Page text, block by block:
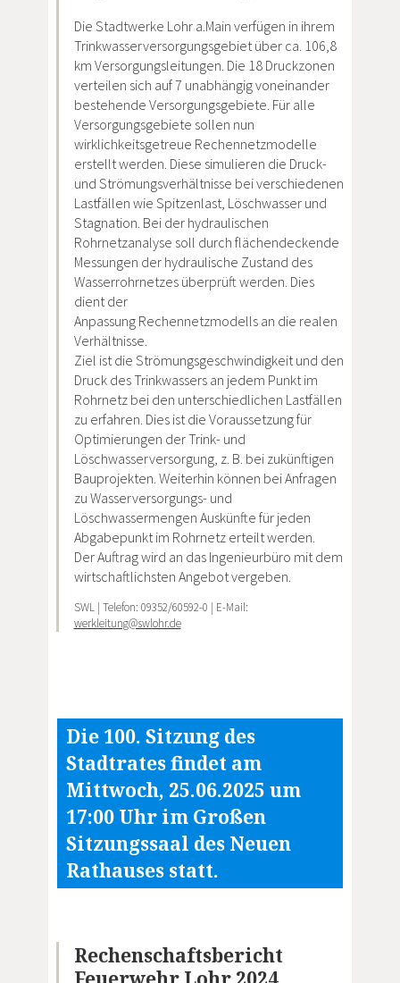
Die Stadtwerke Lohr a.Main verfügen in ihrem
Trinkwasserversorgungsgebiet über ca. 106,8
km Versorgungsleitungen. Die 18 Druckzonen
verteilen sich auf 7 unabhängig voneinander
bestehende Versorgungsgebiete. Für alle
Versorgungsgebiete sollen nun
wirklichkeitsgetreue Rechennetzmodelle
erstellt werden. Diese simulieren die Druck-
und Strömungsverhältnisse bei verschiedenen
Lastfällen wie Spitzenlast, Löschwasser und
Stagnation. Bei der hydraulischen
Rohrnetzanalyse soll durch flächendeckende
Messungen der hydraulische Zustand des
Wasserrohrnetzes überprüft werden. Dies
dient der
Anpassung Rechennetzmodells an die realen
Verhältnisse.
Ziel ist die Strömungsgeschwindigkeit und den
Druck des Trinkwassers an jedem Punkt im
Rohrnetz bei den unterschiedlichen Lastfällen
zu erfahren. Dies ist die Voraussetzung für
Optimierungen der Trink- und
Löschwasserversorgung, z. B. bei zukünftigen
Bauprojekten. Weiterhin können bei Anfragen
zu Wasserversorgungs- und
Löschwassermengen Auskünfte für jeden
Abgabepunkt im Rohrnetz erteilt werden.
Der Auftrag wird an das Ingenieurbüro mit dem
wirtschaftlichsten Angebot vergeben.
SWL | Telefon: 09352/60592-0 | E-Mail:
werkleitung@swlohr.de
Die 100. Sitzung des
Stadtrates findet am
Mittwoch, 25.06.2025 um
17:00 Uhr im Großen
Sitzungssaal des Neuen
Rathauses statt.
Rechenschaftsbericht